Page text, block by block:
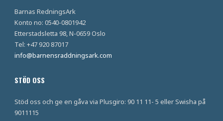
Barnas RedningsArk
Konto no: 0540-0801942
Etterstadsletta 98, N-0659 Oslo
Tel: +47 920 87017
info@barnensraddningsark.com
STÖD OSS
Stöd oss och ge en gåva via Plusgiro: 90 11 11- 5 eller Swisha på
9011115